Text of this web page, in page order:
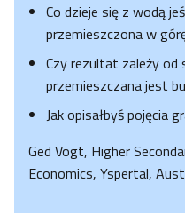
Co dzieje się z wodą
przemieszczona w
Czy rezultat zależy od
przemieszczana jest
Jak opisałbyś pojęcia
Ged Vogt, Higher
Economics, Yspertal,